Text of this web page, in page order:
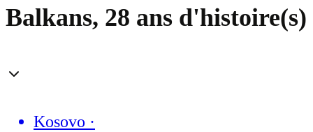
Balkans, 28 ans d'histoire(s)
Kosovo ·